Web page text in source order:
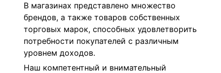
В магазинах представлено множество
брендов, а также товаров собственных
торговых марок, способных удовлетворить
потребности покупателей с различным
уровнем доходов.
Наш компетентный и внимательный